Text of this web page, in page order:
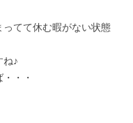
てて休む暇がない状態
ね♪
・・